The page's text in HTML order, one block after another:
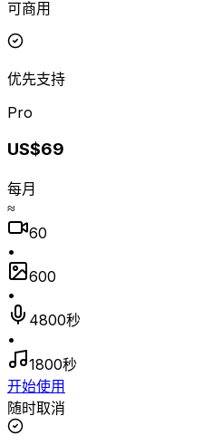
可商用
优先支持
Pro
US$69
每月
≈
60
•
600
•
4800秒
•
1800秒
开始使用
随时取消